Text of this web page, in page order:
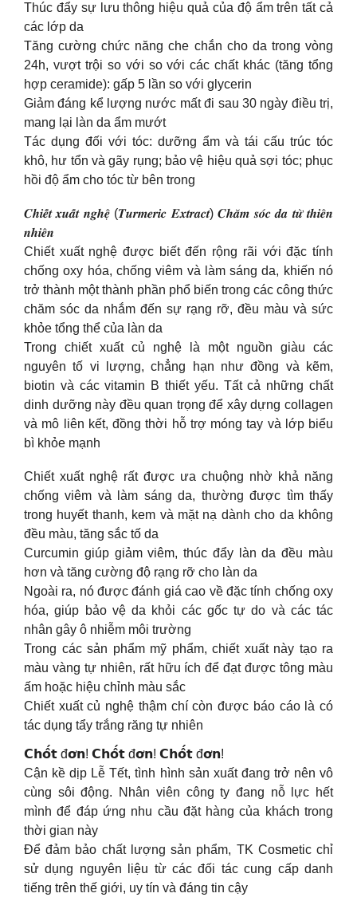
Thúc đẩy sự lưu thông hiệu quả của độ ẩm trên tất cả
các lớp da
Tăng cường chức năng che chắn cho da trong vòng
24h, vượt trội so với so với các chất khác (tăng tổng
hợp ceramide): gấp 5 lần so với glycerin
Giảm đáng kể lượng nước mất đi sau 30 ngày điều trị,
mang lại làn da ẩm mướt
Tác dụng đối với tóc: dưỡng ẩm và tái cấu trúc tóc
khô, hư tổn và gãy rụng; bảo vệ hiệu quả sợi tóc; phục
hồi độ ẩm cho tóc từ bên trong
𝑪𝒉𝒊𝒆̂́𝒕 𝒙𝒖𝒂̂́𝒕 𝒏𝒈𝒉𝒆̣̂ (𝑻𝒖𝒓𝒎𝒆𝒓𝒊𝒄 𝑬𝒙𝒕𝒓𝒂𝒄𝒕) 𝑪𝒉𝒂̆𝒎 𝒔𝒐́𝒄 𝒅𝒂 𝒕𝒖̛̀ 𝒕𝒉𝒊𝒆̂𝒏
𝒏𝒉𝒊𝒆̂𝒏
Chiết xuất nghệ được biết đến rộng rãi với đặc tính
chống oxy hóa, chống viêm và làm sáng da, khiến nó
trở thành một thành phần phổ biến trong các công thức
chăm sóc da nhắm đến sự rạng rỡ, đều màu và sức
khỏe tổng thể của làn da
Trong chiết xuất củ nghệ là một nguồn giàu các
nguyên tố vi lượng, chẳng hạn như đồng và kẽm,
biotin và các vitamin B thiết yếu. Tất cả những chất
dinh dưỡng này đều quan trọng để xây dựng collagen
và mô liên kết, đồng thời hỗ trợ móng tay và lớp biểu
bì khỏe mạnh
Chiết xuất nghệ rất được ưa chuộng nhờ khả năng
chống viêm và làm sáng da, thường được tìm thấy
trong huyết thanh, kem và mặt nạ dành cho da không
đều màu, tăng sắc tố da
Curcumin giúp giảm viêm, thúc đẩy làn da đều màu
hơn và tăng cường độ rạng rỡ cho làn da
Ngoài ra, nó được đánh giá cao về đặc tính chống oxy
hóa, giúp bảo vệ da khỏi các gốc tự do và các tác
nhân gây ô nhiễm môi trường
Trong các sản phẩm mỹ phẩm, chiết xuất này tạo ra
màu vàng tự nhiên, rất hữu ích để đạt được tông màu
ấm hoặc hiệu chỉnh màu sắc
Chiết xuất củ nghệ thậm chí còn được báo cáo là có
tác dụng tẩy trắng răng tự nhiên
𝗖𝗵𝗼̂́𝘁 đ𝗼̛𝗻! 𝗖𝗵𝗼̂́𝘁 đ𝗼̛𝗻! 𝗖𝗵𝗼̂́𝘁 đ𝗼̛𝗻!
Cận kề dịp Lễ Tết, tình hình sản xuất đang trở nên vô
cùng sôi động. Nhân viên công ty đang nỗ lực hết
mình để đáp ứng nhu cầu đặt hàng của khách trong
thời gian này
Để đảm bảo chất lượng sản phẩm, TK Cosmetic chỉ
sử dụng nguyên liệu từ các đối tác cung cấp danh
tiếng trên thế giới, uy tín và đáng tin cậy